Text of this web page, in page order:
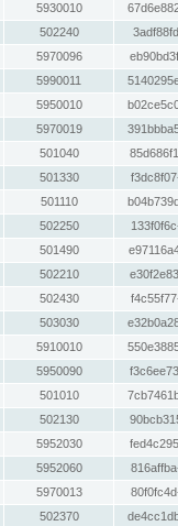
5930010
502240
5970096
5990011
5950010
5970019
501040
501330
501110
502250
501490
502210
502430
503030
5910010
5950090
501010
502130
5952030
5952060
5970013
502370